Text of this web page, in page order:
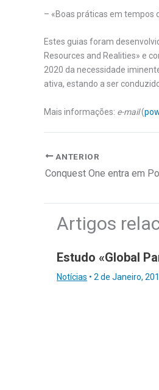
– «Boas práticas em tempos
Estes guias foram
Resources and Realities» e
2020 da necessidade
ativa, estando a ser
Mais informações: e-mail(
ANTERIOR
Artigos
Estudo «Global
Notícias • 2 de Janeiro,